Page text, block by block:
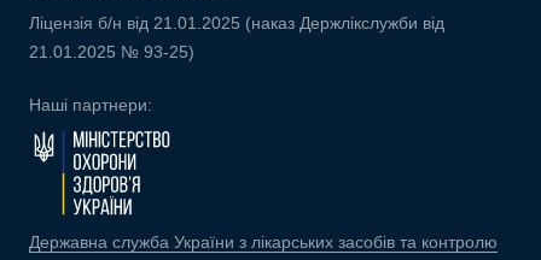
Ліцензія б/н від 21.01.2025 (наказ Держлікслужби від
21.01.2025 № 93-25)
Наші партнери:
Державна служба України з лікарських засобів та контролю